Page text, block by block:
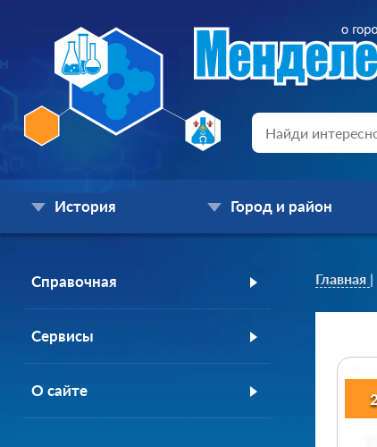
История Город и район
Справочная
Сервисы
О сайте
Главная |